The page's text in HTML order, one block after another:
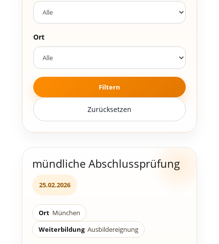
Ort
Filtern
Zurücksetzen
mündliche Abschlussprüfung
25.02.2026
Ort München
Weiterbildung Ausbildereignung